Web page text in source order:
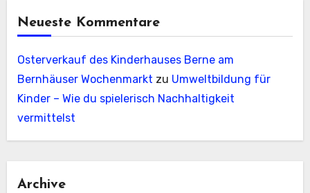
Neueste Kommentare
Osterverkauf des Kinderhauses Berne am
Bernhäuser Wochenmarkt zu Umweltbildung für
Kinder – Wie du spielerisch Nachhaltigkeit
vermittelst
Archive